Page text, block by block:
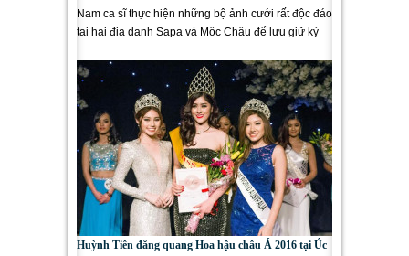
Nam ca sĩ thực hiện những bộ ảnh cưới rất độc đáo
tại hai địa danh Sapa và Mộc Châu để lưu giữ kỷ
Huỳnh Tiên đăng quang Hoa hậu châu Á 2016 tại Úc